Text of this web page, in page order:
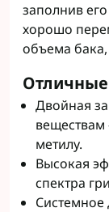
заполнив
хорошо
объема
Отличные
Двойная
веществам
метилу.
Высокая
спектра
Системное